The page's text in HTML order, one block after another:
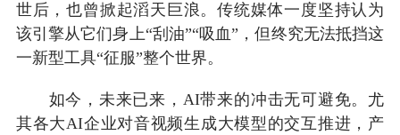
世后，也曾掀起滔天巨浪。传统媒体一度坚持认为
该引擎从它们身上“刮油”“吸血”，但终究无法抵挡这
一新型工具“征服”整个世界。
如今，未来已来，AI带来的冲击无可避免。尤
其各大AI企业对音视频生成大模型的交互推进，产